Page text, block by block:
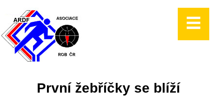
První žebříčky se blíží